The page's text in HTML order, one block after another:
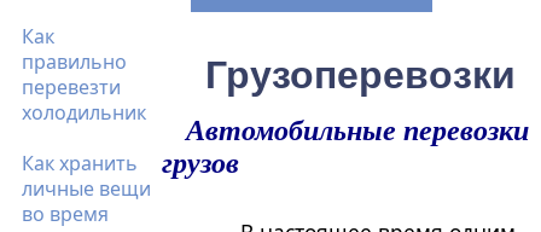
Как
правильно
перевезти
холодильник
Как хранить
личные вещи
во время
Грузоперевозки
Автомобильные перевозки
грузов